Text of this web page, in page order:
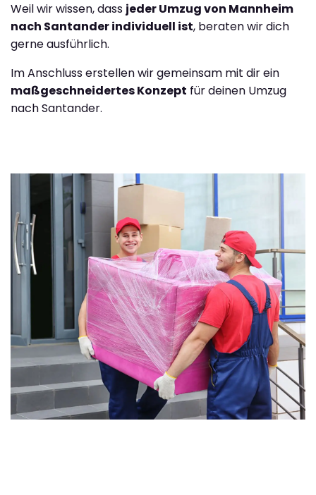
Weil wir wissen, dass jeder Umzug von Mannheim
nach Santander individuell ist, beraten wir dich
gerne ausführlich.
Im Anschluss erstellen wir gemeinsam mit dir ein
maßgeschneidertes Konzept für deinen Umzug
nach Santander.